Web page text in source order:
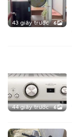
43 giây trước 6
44 giây trước 6